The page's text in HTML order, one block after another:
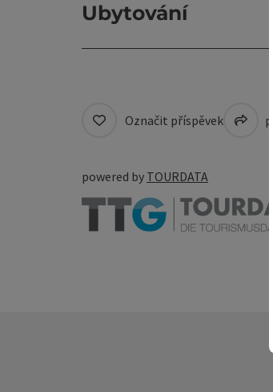
Ubytování
Označit příspěvek
powered by TOURDATA